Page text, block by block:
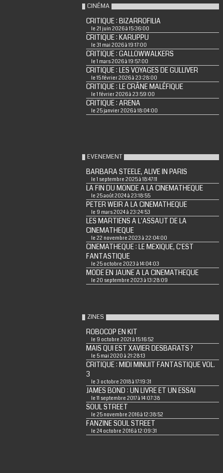
CINÉMA
CRITIQUE : BIZARROFILIA
le 21 juin 2026 à 15:36:00
CRITIQUE : KARUPPU
le 31 mai 2026 à 19:17:00
CRITIQUE : GALLOWWALKERS
le 1 mars 2026 à 19:57:00
CRITIQUE : LES VOYAGES DE GULLIVER
le 15 février 2026 à 23:28:00
CRITIQUE : LE CRÂNE MALÉFIQUE
le 1 février 2026 à 23:59:00
CRITIQUE : ARENA
le 25 janvier 2026 à 18:04:00
EVENEMENT
BARBARA STEELE, ALIVE IN PARIS
le 1 septembre 2025 à 18:47:11
LA FIN DU MONDE A LA CINEMATHEQUE
le 25 août 2024 à 23:18:55
PETER WEIR A LA CINEMATHEQUE
le 9 mars 2024 à 23:24:53
LES MARTIENS A L'ASSAUT DE LA
CINEMATHEQUE
le 22 novembre 2023 à 22:04:00
CINEMATHEQUE : LE MEXIQUE, C'EST
FANTASTIQUE
le 25 octobre 2023 à 14:04:03
MODE EN JAUNE A LA CINEMATHEQUE
le 20 septembre 2023 à 13:28:09
ZINES
ROBOCOP EN KIT
le 9 octobre 2021 à 15:16:52
MAIS QUI EST XAVIER DESBARATS ?
le 5 mai 2020 à 21:28:13
CRITIQUE : MIDI MINUIT FANTASTIQUE VOL.
3
le 3 octobre 2018 à 17:19:31
JAMES BOND : UN LIVRE ET UN ESSAI
le 11 septembre 2017 à 14:07:38
SOUL STREET
le 25 novembre 2016 à 12:38:52
FANZINE SOUL STREET
le 24 octobre 2016 à 12:09:31